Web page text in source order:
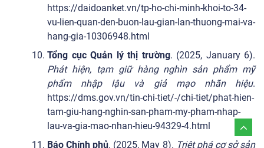
https://daidoanket.vn/tp-ho-chi-minh-khoi-to-34-
vu-lien-quan-den-buon-lau-gian-lan-thuong-mai-va-
hang-gia-10306948.html
Tổng cục Quản lý thị trường. (2025, January 6).
Phát hiện, tạm giữ hàng nghìn sản phẩm mỹ
phẩm nhập lậu và giả mạo nhãn hiệu.
https://dms.gov.vn/tin-chi-tiet/-/chi-tiet/phat-hien-
tam-giu-hang-nghin-san-pham-my-pham-nhap-
lau-va-gia-mao-nhan-hieu-94329-4.html
Báo Chính phủ. (2025, May 8). Triệt phá cơ sở sản